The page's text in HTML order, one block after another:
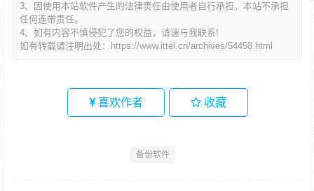
3、因使用本站软件产生的法律责任由使用者自行承担，本站不承担
任何连带责任。
4、如有内容不慎侵犯了您的权益，请速与我联系!
如有转载请注明出处：
https://www.ittel.cn/archives/54458.html
喜欢作者 收藏
备份软件